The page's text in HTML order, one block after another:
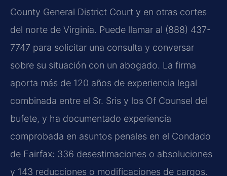
County General District Court y en otras cortes
del norte de Virginia. Puede llamar al (888) 437-
7747 para solicitar una consulta y conversar
sobre su situación con un abogado. La firma
aporta más de 120 años de experiencia legal
combinada entre el Sr. Sris y los Of Counsel del
bufete, y ha documentado experiencia
comprobada en asuntos penales en el Condado
de Fairfax: 336 desestimaciones o absoluciones
y 143 reducciones o modificaciones de cargos.